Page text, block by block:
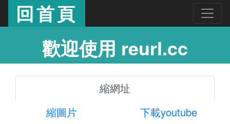
回首頁
歡迎使用 reurl.cc
縮網址
縮圖片
下載youtube